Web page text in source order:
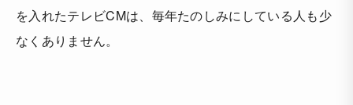
を入れたテレビCMは、毎年たのしみにしている人も少
なくありません。